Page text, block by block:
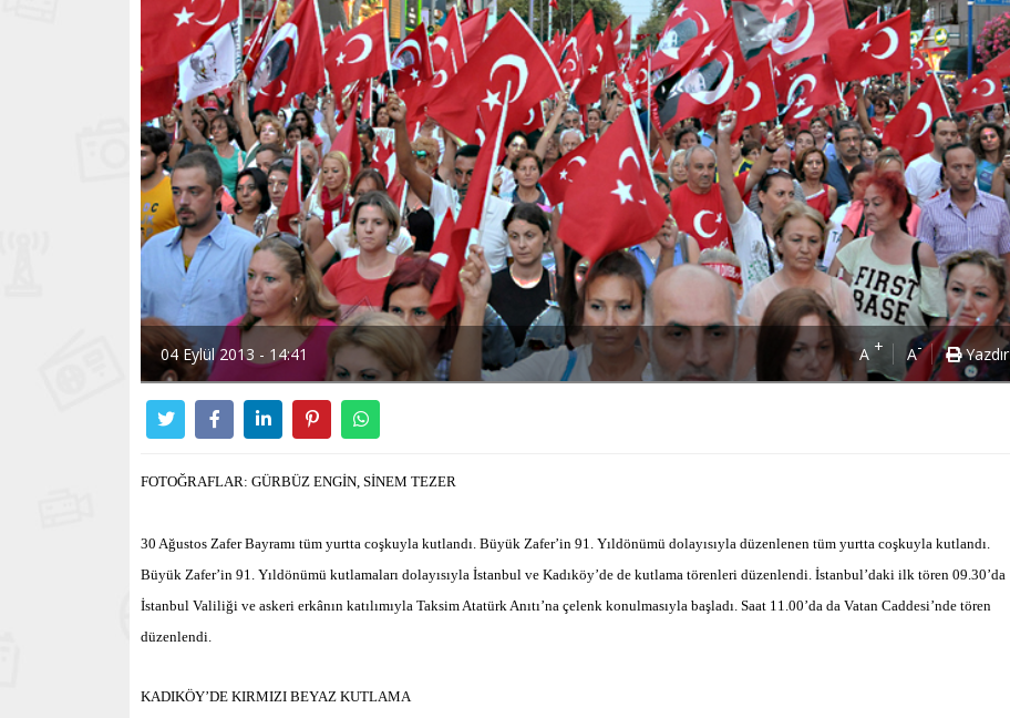
04 Eylül 2013 - 14:41 A+ A- Yazdır
FOTOĞRAFLAR: GÜRBÜZ ENGİN, SİNEM TEZER
30 Ağustos Zafer Bayramı tüm yurtta coşkuyla kutlandı. Büyük Zafer’in 91. Yıldönümü dolayısıyla düzenlenen tüm yurtta coşkuyla kutlandı.
Büyük Zafer’in 91. Yıldönümü kutlamaları dolayısıyla İstanbul ve Kadıköy’de de kutlama törenleri düzenlendi. İstanbul’daki ilk tören 09.30’da
İstanbul Valiliği ve askeri erkânın katılımıyla Taksim Atatürk Anıtı’na çelenk konulmasıyla başladı. Saat 11.00’da da Vatan Caddesi’nde tören
düzenlendi.
KADIKÖY’DE KIRMIZI BEYAZ KUTLAMA